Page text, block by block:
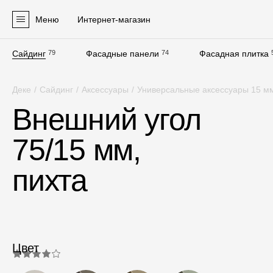
Меню Интернет-магазин
Сайдинг 79 Фасадные панели 74 Фасадная плитка
Сайдинг
Софиты
Фасадная плитка
Деке / Сайдинг / Аксессуары / Универсальные аксессуары 15
Внешний угол
75/15 мм,
пихта
Цвет